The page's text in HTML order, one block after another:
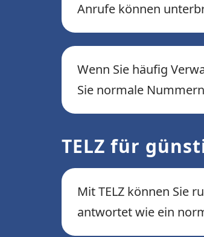
Anrufe können
Wenn Sie häufig
Sie normale
TELZ für
Mit TELZ können Sie
antwortet wie ein